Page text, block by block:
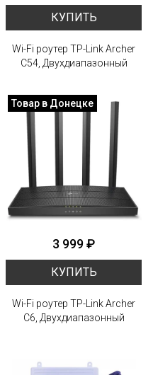
КУПИТЬ
Wi-Fi роутер TP-Link Archer
C54, Двухдиапазонный
Товар в Донецке
3 999 ₽
КУПИТЬ
Wi-Fi роутер TP-Link Archer
C6, Двухдиапазонный